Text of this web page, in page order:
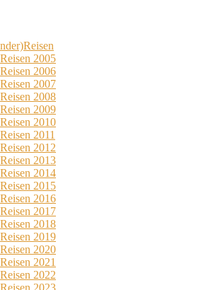
2005
2006
2007
2008
2009
2010
2011
2012
2013
2014
2015
2016
2017
2018
2019
2020
2021
2022
2023